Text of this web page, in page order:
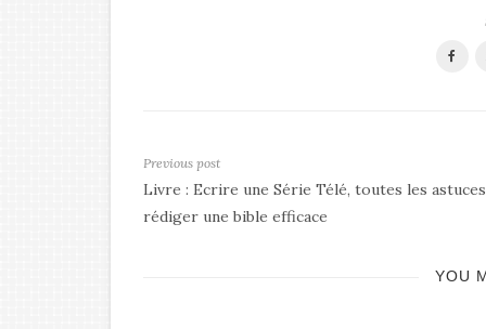
Previous post
Livre : Ecrire une Série Télé, toutes les
rédiger une bible efficace
YOU